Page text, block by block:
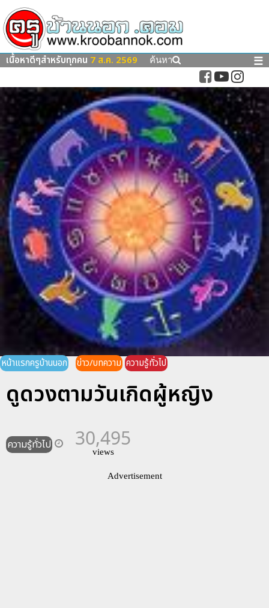
เนื้อหาดีๆสำหรับทุกคน 7 ส.ค. 2569 ค้นหา ☰
หน้าแรกครูบ้านนอก ข่าว/บทความ ความรู้ทั่วไป
ดูดวงตามวันเกิดผู้หญิง
ความรู้ทั่วไป 30,495
views
Advertisement